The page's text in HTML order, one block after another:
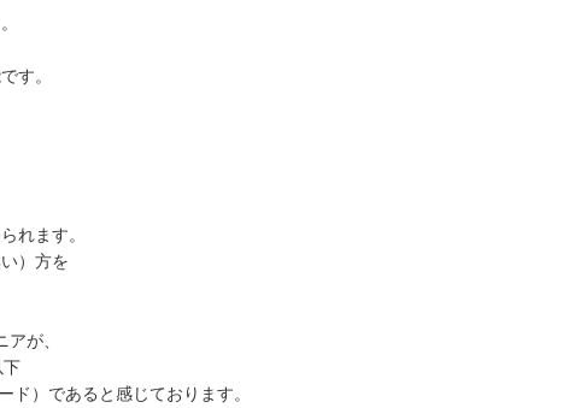
す。
れます。
）方を
が、
下
ド）であると感じております。